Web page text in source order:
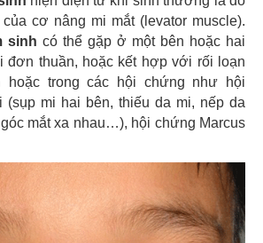
cơ nâng mi mắt (levator muscle).
sinh có thể gặp ở một bên hoặc hai
đơn thuần, hoặc kết hợp với rối loạn
hoặc trong các hội chứng như hội
(sụp mi hai bên, thiếu da mi, nếp da
mắt xa nhau…), hội chứng Marcus